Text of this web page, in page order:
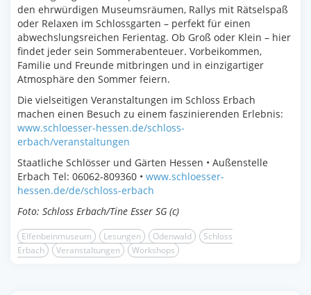
den ehrwürdigen Museumsräumen, Rallys mit Rätselspaß
oder Relaxen im Schlossgarten – perfekt für einen
abwechslungsreichen Ferientag. Ob Groß oder Klein – hier
findet jeder sein Sommerabenteuer. Vorbeikommen,
Familie und Freunde mitbringen und in einzigartiger
Atmosphäre den Sommer feiern.
Die vielseitigen Veranstaltungen im Schloss Erbach
machen einen Besuch zu einem faszinierenden Erlebnis:
www.schloesser-hessen.de/schloss-
erbach/veranstaltungen
Staatliche Schlösser und Gärten Hessen • Außenstelle
Erbach Tel: 06062-809360 • www.schloesser-
hessen.de/de/schloss-erbach
Foto: Schloss Erbach/Tine Esser SG (c)
Elfenbeinmuseum Lesungen Odenwald
Schloss
Erbach
Veranstaltungen Workshops